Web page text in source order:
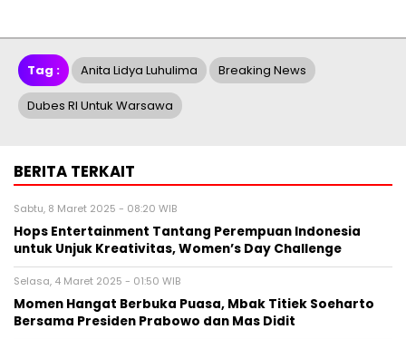
Tag : Anita Lidya Luhulima Breaking News
Dubes RI Untuk Warsawa
BERITA TERKAIT
Sabtu, 8 Maret 2025 - 08:20 WIB
Hops Entertainment Tantang Perempuan Indonesia
untuk Unjuk Kreativitas, Women’s Day Challenge
Selasa, 4 Maret 2025 - 01:50 WIB
Momen Hangat Berbuka Puasa, Mbak Titiek Soeharto
Bersama Presiden Prabowo dan Mas Didit